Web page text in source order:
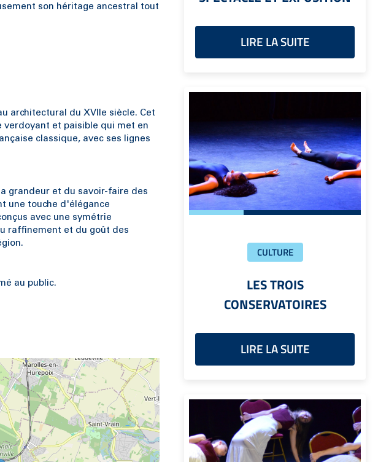
son héritage ancestral tout
architectural du XVIIe siècle. Cet
et paisible qui met en
classique, avec ses lignes
grandeur et du savoir-faire des
une touche d'élégance
avec une symétrie
raffinement et du goût des
au public.
LIRE LA SUITE
CULTURE
LES TROIS
CONSERVATOIRES
LIRE LA SUITE